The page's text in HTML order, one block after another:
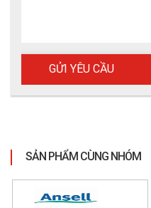
SẢN PHẨM CÙNG NHÓM